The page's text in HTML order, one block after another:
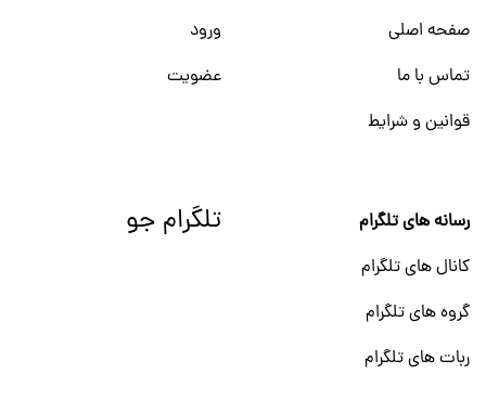
صفحه اصلی
تماس با ما
قوانین و شرایط
ورود
عضویت
رسانه های تلگرام
کانال های تلگرام
گروه های تلگرام
ربات های تلگرام
تلگرام جو